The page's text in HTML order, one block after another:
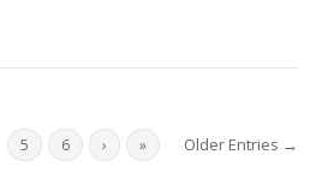
5 6 › » Older Entries →